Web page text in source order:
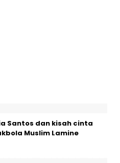
Santos dan kisah cinta
Muslim Lamine